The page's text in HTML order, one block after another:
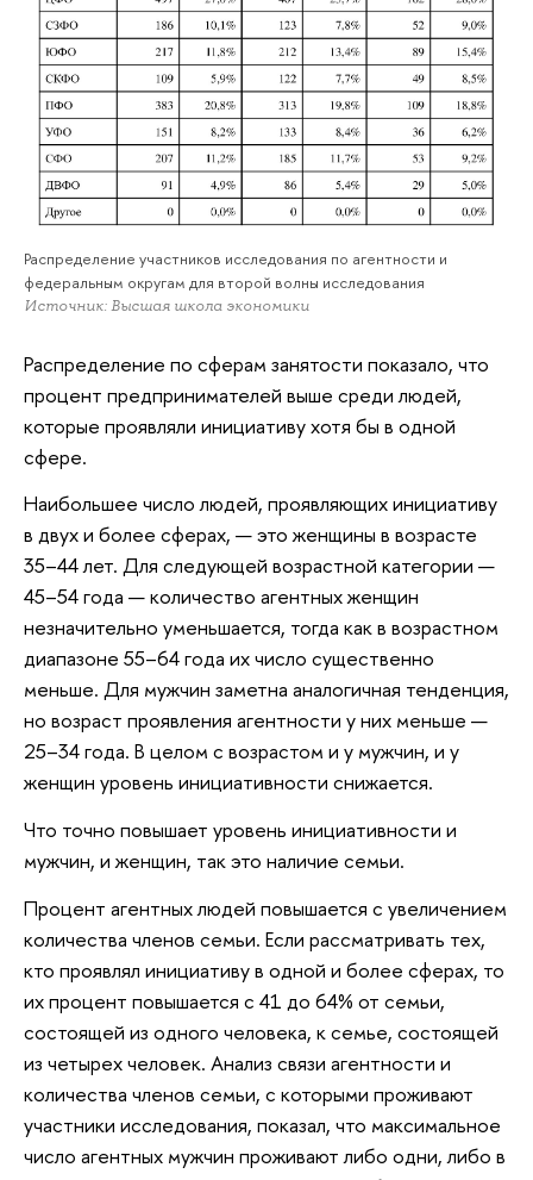
Распределение участников исследования по агентности и
федеральным округам для второй волны исследования
Источник: Высшая школа экономики
Распределение по сферам занятости показало, что
процент предпринимателей выше среди людей,
которые проявляли инициативу хотя бы в одной
сфере.
Наибольшее число людей, проявляющих инициативу
в двух и более сферах, — это женщины в возрасте
35–44 лет. Для следующей возрастной категории —
45–54 года — количество агентных женщин
незначительно уменьшается, тогда как в возрастном
диапазоне 55–64 года их число существенно
меньше. Для мужчин заметна аналогичная тенденция,
но возраст проявления агентности у них меньше —
25–34 года. В целом с возрастом и у мужчин, и у
женщин уровень инициативности снижается.
Что точно повышает уровень инициативности и
мужчин, и женщин, так это наличие семьи.
Процент агентных людей повышается с увеличением
количества членов семьи. Если рассматривать тех,
кто проявлял инициативу в одной и более сферах, то
их процент повышается с 41 до 64% от семьи,
состоящей из одного человека, к семье, состоящей
из четырех человек. Анализ связи агентности и
количества членов семьи, с которыми проживают
участники исследования, показал, что максимальное
число агентных мужчин проживают либо одни, либо в